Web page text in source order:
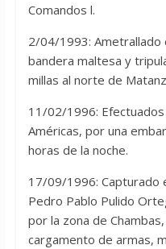
Comandos l.
2/04/1993: Ametrallado
bandera maltesa y
millas al norte de
11/02/1996:
Américas, por una
horas de la noche.
17/09/1996: Capturado
Pedro Pablo Pulido
por la zona de
cargamento de armas,